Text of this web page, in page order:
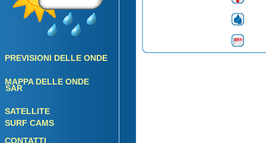
PREVISIONI DELLE ONDE
SURF CAMS
MAPPA DELLE ONDE
CONTATTI
SATELLITE
SAR